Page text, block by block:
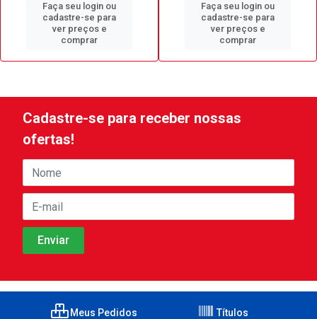
Faça seu login ou
cadastre-se para
ver preços e
comprar
Faça seu login ou
cadastre-se para
ver preços e
comprar
Cadastre-se para receber nossas
ofertas!
Meus Pedidos Títulos